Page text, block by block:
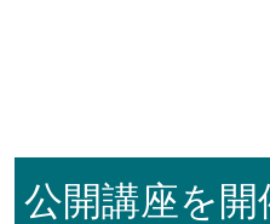
公開講座を開